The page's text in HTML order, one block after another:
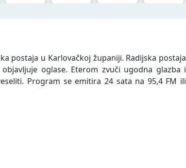
postaja u Karlovačkoj županiji. Radijska postaja
oglase. Eterom zvuči ugodna glazba i
Program se emitira 24 sata na 95,4 FM ili